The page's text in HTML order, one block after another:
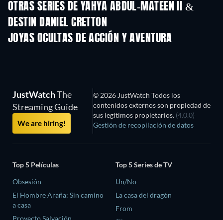
OTRAS SERIES DE YAHYA ABDUL-MATEEN II &
DESTIN DANIEL CRETTON
TV
JOYAS OCULTAS DE ACCIÓN Y AVENTURA
JustWatchThe
Streaming Guide
We are hiring!
© 2026 JustWatch Todos los
contenidos externos son propiedad de
sus legítimos propietarios. (4.0.0)
Gestión de recopilación de datos
Top 5 Películas
Obsesión
El Hombre Araña: Sin camino
a casa
Proyecto Salvación
Top 5 Series de TV
Un/No
La casa del dragón
From